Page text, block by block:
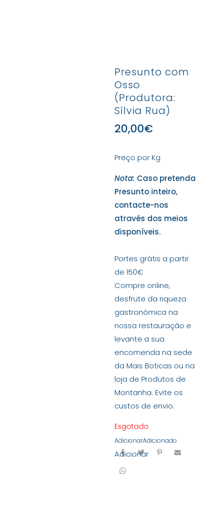
Presunto com
Osso
(Produtora:
Sílvia Rua)
20,00€
Preço por Kg
Nota: Caso pretenda
Presunto inteiro,
contacte-nos
através dos meios
disponíveis.
Portes grátis a partir
de 150€
Compre online,
desfrute da riqueza
gastronómica na
nossa restauração e
levante a sua
encomenda na sede
da Mais Boticas ou na
loja de Produtos de
Montanha. Evite os
custos de envio.
Esgotado
AdicionarAdicionado
Adicionar